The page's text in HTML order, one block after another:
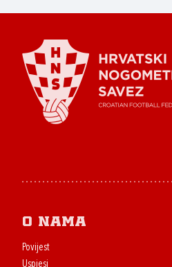
O nama
Povijest
Uspjesi